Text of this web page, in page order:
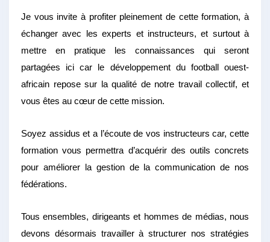
Je vous invite à profiter pleinement de cette formation, à
échanger avec les experts et instructeurs, et surtout à
mettre en pratique les connaissances qui seront
partagées ici car le développement du football ouest-
africain repose sur la qualité de notre travail collectif, et
vous êtes au cœur de cette mission.
Soyez assidus et a l’écoute de vos instructeurs car, cette
formation vous permettra d’acquérir des outils concrets
pour améliorer la gestion de la communication de nos
fédérations.
Tous ensembles, dirigeants et hommes de médias, nous
devons désormais travailler à structurer nos stratégies